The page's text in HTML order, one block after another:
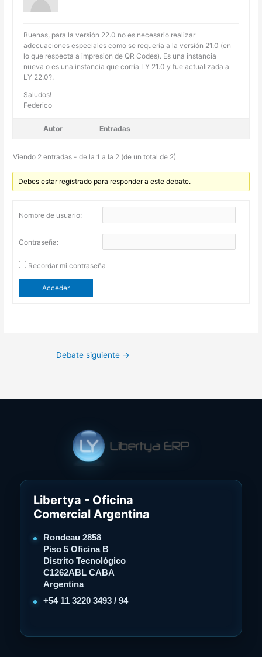
Buenas, para la versión 22.0 no es necesario realizar
adecuaciones especiales como se requería a la versión 21.0 (en
lo que respecta a impresion de QR Codes). Es una instancia
nueva o es una instancia que corría LY 21.0 y fue actualizada a
LY 22.0?.
Saludos!
Federico
Autor Entradas
Viendo 2 entradas - de la 1 a la 2 (de un total de 2)
Debes estar registrado para responder a este debate.
Nombre de usuario:
Contraseña:
Recordar mi contraseña
Acceder
Debate siguiente →
Libertya - Oficina
Comercial Argentina
Rondeau 2858
Piso 5 Oficina B
Distrito Tecnológico
C1262ABL CABA
Argentina
+54 11 3220 3493 / 94